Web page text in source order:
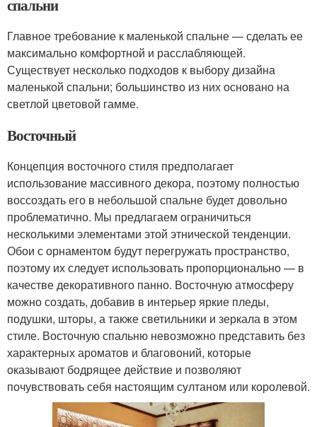
спальни
Главное требование к маленькой спальне — сделать ее
максимально комфортной и расслабляющей.
Существует несколько подходов к выбору дизайна
маленькой спальни; большинство из них основано на
светлой цветовой гамме.
Восточный
Концепция восточного стиля предполагает
использование массивного декора, поэтому полностью
воссоздать его в небольшой спальне будет довольно
проблематично. Мы предлагаем ограничиться
несколькими элементами этой этнической тенденции.
Обои с орнаментом будут перегружать пространство,
поэтому их следует использовать пропорционально — в
качестве декоративного панно. Восточную атмосферу
можно создать, добавив в интерьер яркие пледы,
подушки, шторы, а также светильники и зеркала в этом
стиле. Восточную спальню невозможно представить без
характерных ароматов и благовоний, которые
оказывают бодрящее действие и позволяют
почувствовать себя настоящим султаном или королевой.